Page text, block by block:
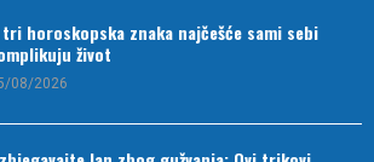
tri horoskopska znaka najčešće sami sebi
život
08/2026